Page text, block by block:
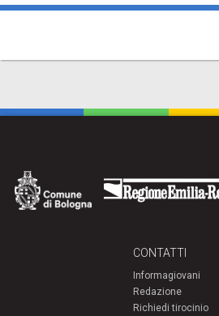
CONTATTI
Informagiovani
Redazione
Richiedi tirocinio